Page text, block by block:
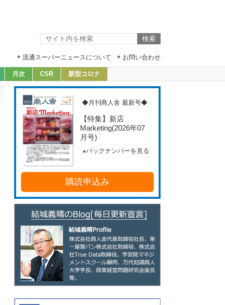
流通スーパーニュースについて お問い合わせ
月次 CSR 新型コロナ
◆月刊商人舎 最新号◆
【特集】新店
Marketing(2026年07
月号)
バックナンバーを見る
購読申込み